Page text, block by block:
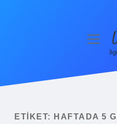
Yasal Uyarı
ETIKET:
HAFTADA 5